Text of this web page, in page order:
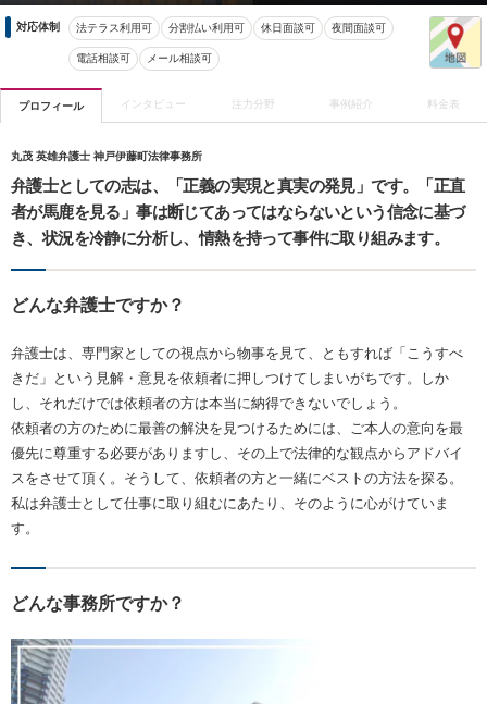
対応体制 法テラス利用可 分割払い利用可 休日面談可 夜間面談可
電話相談可 メール相談可
プロフィール インタビュー 注力分野 事例紹介 料金表
丸茂 英雄弁護士 神戸伊藤町法律事務所
弁護士としての志は、「正義の実現と真実の発見」です。「正直
者が馬鹿を見る」事は断じてあってはならないという信念に基づ
き、状況を冷静に分析し、情熱を持って事件に取り組みます。
どんな弁護士ですか？
弁護士は、専門家としての視点から物事を見て、ともすれば「こうすべ
きだ」という見解・意見を依頼者に押しつけてしまいがちです。しか
し、それだけでは依頼者の方は本当に納得できないでしょう。
依頼者の方のために最善の解決を見つけるためには、ご本人の意向を最
優先に尊重する必要がありますし、その上で法律的な観点からアドバイ
スをさせて頂く。そうして、依頼者の方と一緒にベストの方法を探る。
私は弁護士として仕事に取り組むにあたり、そのように心がけていま
す。
どんな事務所ですか？